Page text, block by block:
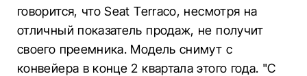
говорится, что Seat Terraco, несмотря на
отличный показатель продаж, не получит
своего преемника. Модель снимут с
конвейера в конце 2 квартала этого года. "С